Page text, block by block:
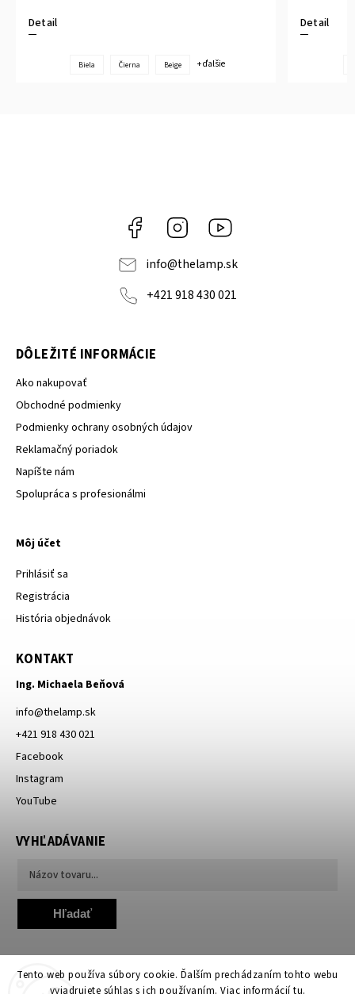
Tento web používa súbory cookie. Ďalším prechádzaním tohto webu
vyjadrujete súhlas s ich používaním. Viac informáciítu.
Detail
Biela Čierna Beige + ďalšie
Detail
Facebook Instagram
info@thelamp.sk
+421 918 430 021
DÔLEŽITÉ INFORMÁCIE
Ako nakupovať
Obchodné podmienky
Podmienky ochrany osobných údajov
Reklamačný poriadok
Napíšte nám
Spolupráca s profesionálmi
Môj účet
Prihlásiť sa
Registrácia
História objednávok
KONTAKT
Ing. Michaela Beňová
info@thelamp.sk
+421 918 430 021
Facebook
Instagram
YouTube
VYHĽADÁVANIE
Hľadať